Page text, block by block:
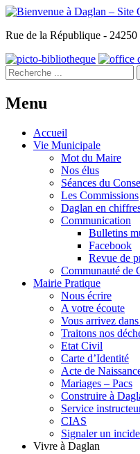
Rue de la République -
Menu
Accueil
Vie Municipale
Mot du Maire
Nos élus
Séances du
Les Commissions
Daglan en
Communication
Bulletins
Facebook
Revue de
Communauté de
Mairie Pratique
Nous écrire
A votre écoute
Vous arrivez
Traitons nos
Etat Civil
Carte d’Identité
Acte de
Mariages – Pacs
Construire à
Service
CIAS
Signaler un
Vivre à Daglan